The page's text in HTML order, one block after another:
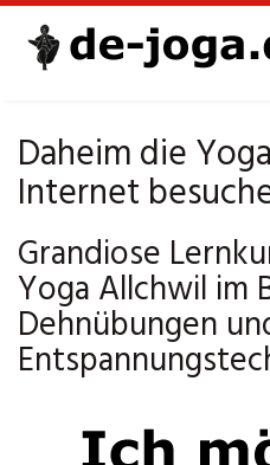
Daheim die
Internet
Grandiose
Yoga Allchwil im
Dehnübungen